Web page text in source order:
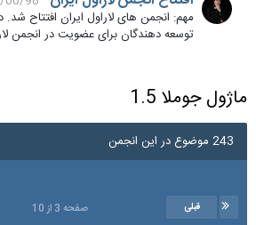
مهم: انجمن های لاراول ایران افتتاح شد.
توسعه دهندگان برای عضویت در انجمن
ماژول جوملا 1.5
243 موضوع در این انجمن
قبلی صفحه 3 از 10